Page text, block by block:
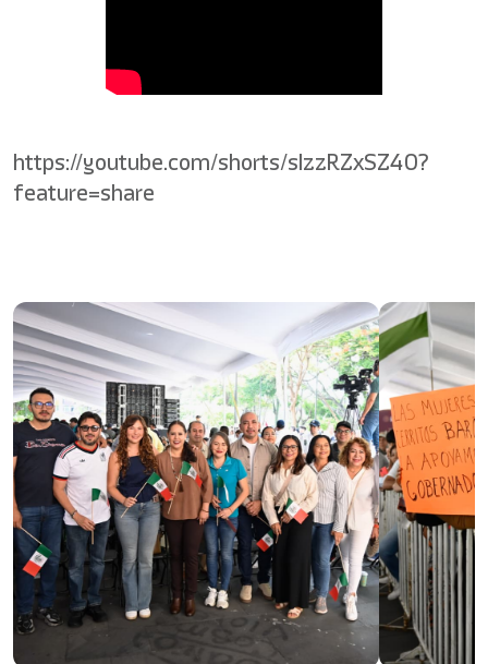
https://youtube.com/shorts/sIzzRZxSZ40?
feature=share